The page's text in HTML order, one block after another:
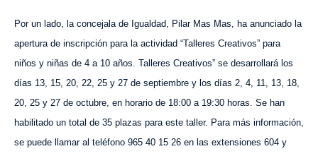
Por un lado, la concejala de Igualdad, Pilar Mas Mas, ha anunciado la
apertura de inscripción para la actividad “Talleres Creativos” para
niños y niñas de 4 a 10 años. Talleres Creativos” se desarrollará los
días 13, 15, 20, 22, 25 y 27 de septiembre y los días 2, 4, 11, 13, 18,
20, 25 y 27 de octubre, en horario de 18:00 a 19:30 horas. Se han
habilitado un total de 35 plazas para este taller. Para más información,
se puede llamar al teléfono 965 40 15 26 en las extensiones 604 y